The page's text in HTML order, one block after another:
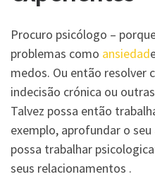
Procuro psicólogo –
problemas como ansiedad
medos. Ou então resolver
indecisão crónica ou
Talvez possa então
exemplo, aprofundar o
possa trabalhar
seus relacionamentos .